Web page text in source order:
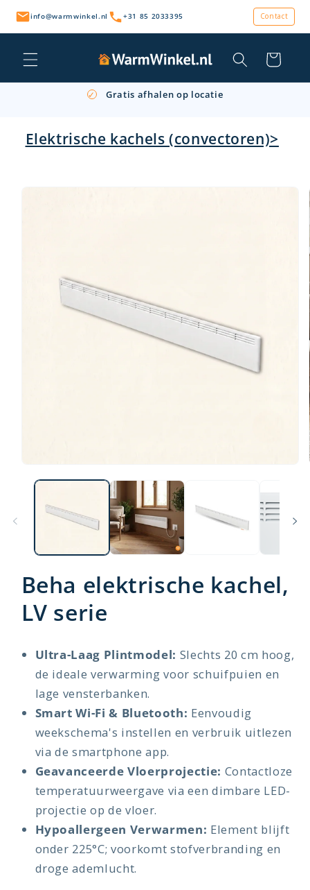
naar de
content
info@warmwinkel.nl +31 85 2033395 Contact
Winkelwagen
Persoonlijk advies & snelle levering
✓ Gratis afhalen op locatie
Elektrische kachels (convectoren)>
Beha elektrische kachel,
LV serie
Ultra-Laag Plintmodel: Slechts 20 cm hoog,
de ideale verwarming voor schuifpuien en
lage vensterbanken.
Smart Wi-Fi & Bluetooth: Eenvoudig
weekschema's instellen en verbruik uitlezen
via de smartphone app.
Geavanceerde Vloerprojectie: Contactloze
temperatuurweergave via een dimbare LED-
projectie op de vloer.
Hypoallergeen Verwarmen: Element blijft
onder 225°C; voorkomt stofverbranding en
droge ademlucht.